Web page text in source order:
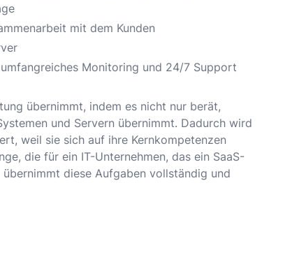
mit dem Kunden
Monitoring und 24/7 Support
übernimmt, indem es nicht nur berät,
und Servern übernimmt. Dadurch wird
weil sie sich auf ihre Kernkompetenzen
die für ein IT-Unternehmen, das ein SaaS-
diese Aufgaben vollständig und